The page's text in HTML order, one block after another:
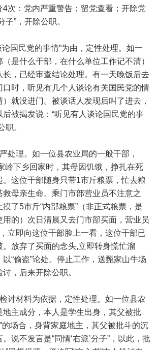
4次：党内严重警告；留党查看；开除党
子”，开除公职。
国民党的事情”为由，定性处理。如一
是什么干部，在什么单位工作记不清）
长，已经审查结论处理。有一天晚饭后去
口时，听见有几个人谈论有关国民党的情
就没进门。被谈话人发现后叫了进去，
后被揭发说：“听见有人谈论国民党的事
职。
处理。如一位县农业局的一般干部，
岭下乡回家时，其母因饥饿，挣扎在死
。这位干部随身只带1市斤粮票，忙去粮
母亲生命。乘门市部营业员不注意之
了5市斤“内部粮票”（非正式粮票，是
用的）次日清晨又去门市部买面，营业员
立即向这位干部脸上一看，这位干部已
放弃了买面的念头,立即转身慌忙溜
“偷盗”论处。停止工作，送甄家山牛场
，后来开除公职。
讨材料为依据，定性处理。如一位县农
地主成分，本人是学生出身，其父被批
的场合，身背家庭地主，其父被批斗的沉
说不发言是“同情‘右派’分子”，以此，批